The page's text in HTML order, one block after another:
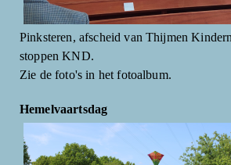
Pinksteren, afscheid van Thijmen
stoppen KND.
Zie de foto's in het fotoalbum.
Hemelvaartsdag